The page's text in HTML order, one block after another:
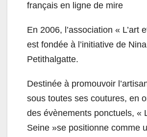
français en ligne de mire
En 2006, l’association « L’art
est fondée à l’initiative de Nina
Petithalgatte.
Destinée à promouvoir
sous toutes ses coutures, en
des évènements ponctuels, «
Seine »se positionne comme